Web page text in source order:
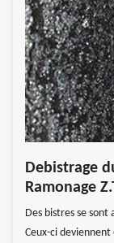
Debistrage
Ramonage
Des bistres se
Ceux-ci